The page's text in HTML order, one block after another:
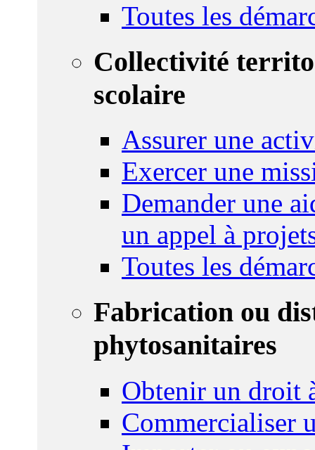
Toutes les
Collectivité
scolaire
Assurer une
Exercer une
Demander une
un appel à
Toutes les
Fabrication ou
phytosanitaires
Obtenir un droit
Commercialiser